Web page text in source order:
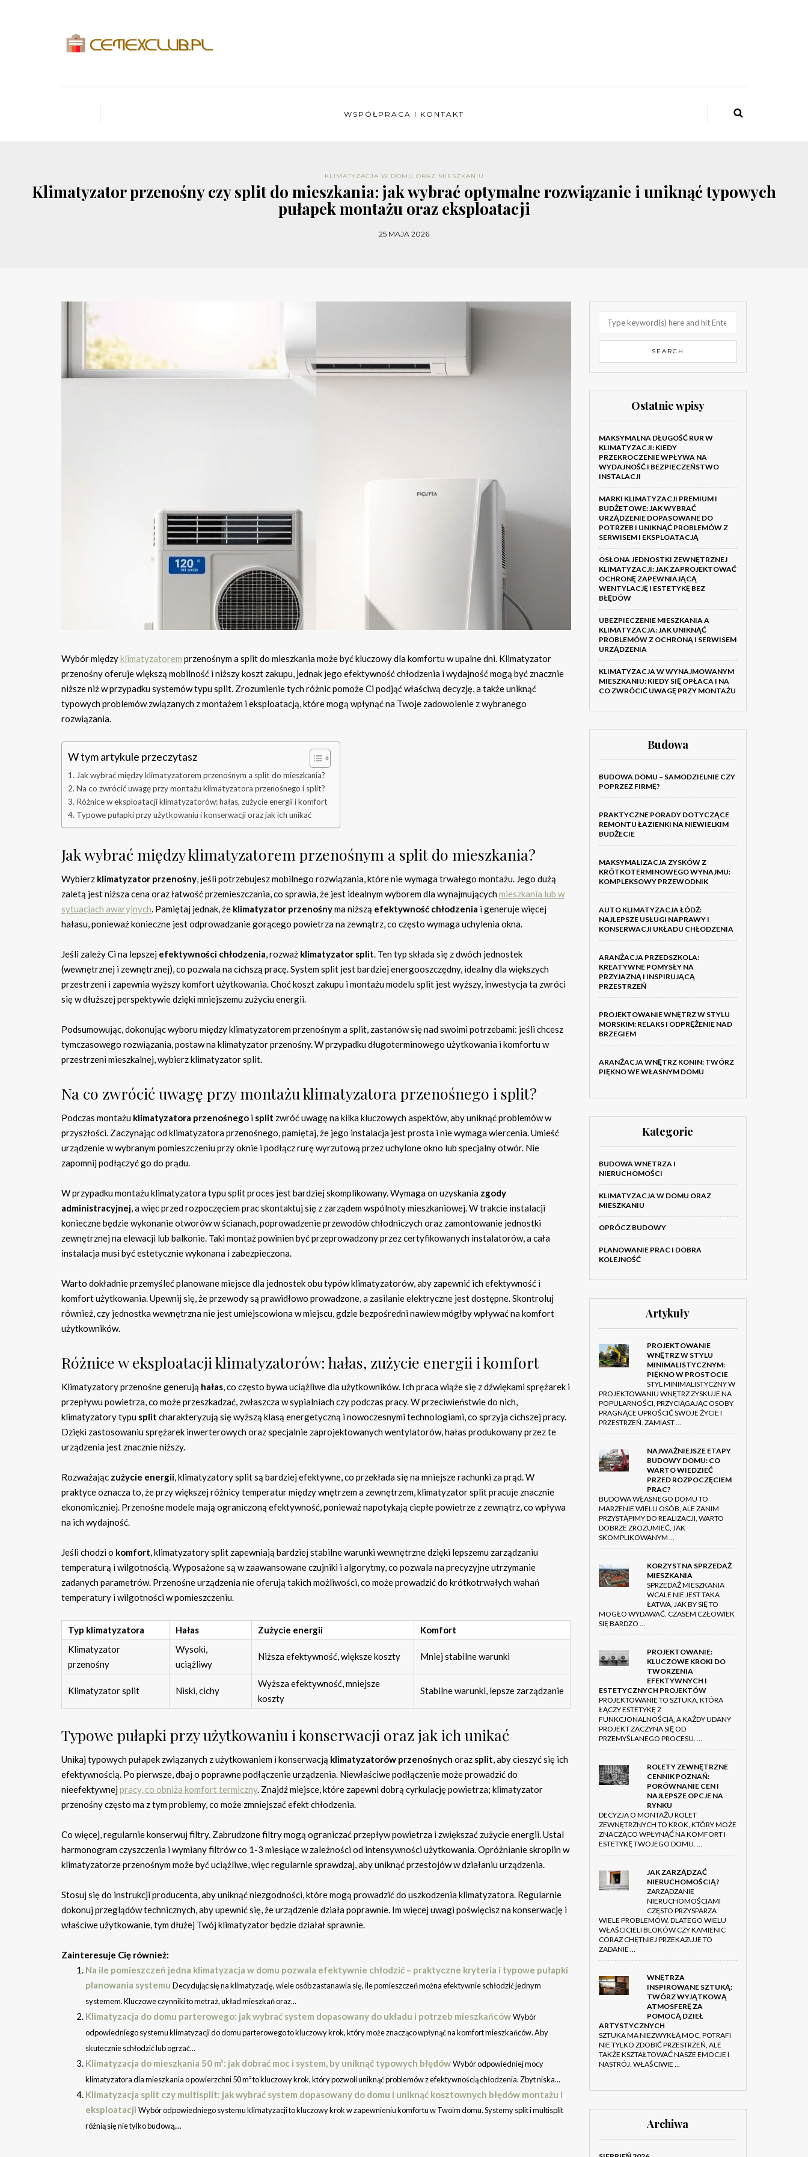
WSPÓŁPRACA I KONTAKT
KLIMATYZACJA W DOMU ORAZ MIESZKANIU
Klimatyzator przenośny czy split do mieszkania: jak wybrać optymalne rozwiązanie i uniknąć typowych
pułapek montażu oraz eksploatacji
25 MAJA 2026
Wybór międzyklimatyzatorem przenośnym a split do mieszkania może być kluczowy dla komfortu w upalne dni. Klimatyzator
przenośny oferuje większą mobilność i niższy koszt zakupu, jednak jego efektywność chłodzenia i wydajność mogą być znacznie
niższe niż w przypadku systemów typu split. Zrozumienie tych różnic pomoże Ci podjąć właściwą decyzję, a także uniknąć
typowych problemów związanych z montażem i eksploatacją, które mogą wpłynąć na Twoje zadowolenie z wybranego
rozwiązania.
W tym artykule przeczytasz
Jak wybrać między klimatyzatorem przenośnym a split do mieszkania?
Na co zwrócić uwagę przy montażu klimatyzatora przenośnego i split?
Różnice w eksploatacji klimatyzatorów: hałas, zużycie energii i komfort
Typowe pułapki przy użytkowaniu i konserwacji oraz jak ich unikać
Jak wybrać między klimatyzatorem przenośnym a split do mieszkania?
Wybierz klimatyzator przenośny, jeśli potrzebujesz mobilnego rozwiązania, które nie wymaga trwałego montażu. Jego dużą
zaletą jest niższa cena oraz łatwość przemieszczania, co sprawia, że jest idealnym wyborem dla wynajmującychmieszkania lub w
sytuacjach awaryjnych. Pamiętaj jednak, że klimatyzator przenośnyma niższą efektywność chłodzenia i generuje więcej
hałasu, ponieważ konieczne jest odprowadzanie gorącego powietrza na zewnątrz, co często wymaga uchylenia okna.
Jeśli zależy Ci na lepszej efektywności chłodzenia, rozważ klimatyzator split. Ten typ składa się z dwóch jednostek
(wewnętrznej i zewnętrznej), co pozwala na cichszą pracę. System split jest bardziej energooszczędny, idealny dla większych
przestrzeni i zapewnia wyższy komfort użytkowania. Choć koszt zakupu i montażu modelu split jest wyższy, inwestycja ta zwróci
się w dłuższej perspektywie dzięki mniejszemu zużyciu energii.
Podsumowując, dokonując wyboru między klimatyzatorem przenośnym a split, zastanów się nad swoimi potrzebami: jeśli chcesz
tymczasowego rozwiązania, postaw na klimatyzator przenośny. W przypadku długoterminowego użytkowania i komfortu w
przestrzeni mieszkalnej, wybierz klimatyzator split.
Na co zwrócić uwagę przy montażu klimatyzatora przenośnego i split?
Podczas montażu klimatyzatora przenośnego i split zwróć uwagę na kilka kluczowych aspektów, aby uniknąć problemów w
przyszłości. Zaczynając od klimatyzatora przenośnego, pamiętaj, że jego instalacja jest prosta i nie wymaga wiercenia. Umieść
urządzenie w wybranym pomieszczeniu przy oknie i podłącz rurę wyrzutową przez uchylone okno lub specjalny otwór. Nie
zapomnij podłączyć go do prądu.
W przypadku montażu klimatyzatora typu split proces jest bardziej skomplikowany. Wymaga on uzyskania zgody
administracyjnej, a więc przed rozpoczęciem prac skontaktuj się z zarządem wspólnoty mieszkaniowej. W trakcie instalacji
konieczne będzie wykonanie otworów w ścianach, poprowadzenie przewodów chłodniczych oraz zamontowanie jednostki
zewnętrznej na elewacji lub balkonie. Taki montaż powinien być przeprowadzony przez certyfikowanych instalatorów, a cała
instalacja musi być estetycznie wykonana i zabezpieczona.
Warto dokładnie przemyśleć planowane miejsce dla jednostek obu typów klimatyzatorów, aby zapewnić ich efektywność i
komfort użytkowania. Upewnij się, że przewody są prawidłowo prowadzone, a zasilanie elektryczne jest dostępne. Skontroluj
również, czy jednostka wewnętrzna nie jest umiejscowiona w miejscu, gdzie bezpośredni nawiew mógłby wpływać na komfort
użytkowników.
Różnice w eksploatacji klimatyzatorów: hałas, zużycie energii i komfort
Klimatyzatory przenośne generują hałas, co często bywa uciążliwe dla użytkowników. Ich praca wiąże się z dźwiękami sprężarek i
przepływu powietrza, co może przeszkadzać, zwłaszcza w sypialniach czy podczas pracy. W przeciwieństwie do nich,
klimatyzatory typu split charakteryzują się wyższą klasą energetyczną i nowoczesnymi technologiami, co sprzyja cichszej pracy.
Dzięki zastosowaniu sprężarek inwerterowych oraz specjalnie zaprojektowanych wentylatorów, hałas produkowany przez te
urządzenia jest znacznie niższy.
Rozważając zużycie energii, klimatyzatory split są bardziej efektywne, co przekłada się na mniejsze rachunki za prąd. W
praktyce oznacza to, że przy większej różnicy temperatur między wnętrzem a zewnętrzem, klimatyzator split pracuje znacznie
ekonomiczniej. Przenośne modele mają ograniczoną efektywność, ponieważ napotykają ciepłe powietrze z zewnątrz, co wpływa
na ich wydajność.
Jeśli chodzi o komfort, klimatyzatory split zapewniają bardziej stabilne warunki wewnętrzne dzięki lepszemu zarządzaniu
temperaturą i wilgotnością. Wyposażone są w zaawansowane czujniki i algorytmy, co pozwala na precyzyjne utrzymanie
zadanych parametrów. Przenośne urządzenia nie oferują takich możliwości, co może prowadzić do krótkotrwałych wahań
temperatury i wilgotności w pomieszczeniu.
Typ klimatyzatora Hałas Zużycie energii
Komfort
Klimatyzator
przenośny
Wysoki,
uciążliwy
Niższa efektywność, większe koszty Mniej stabilne warunki
Klimatyzator split Niski, cichy
Wyższa efektywność, mniejsze
koszty
Stabilne warunki, lepsze zarządzanie
Typowe pułapki przy użytkowaniu i konserwacji oraz jak ich unikać
Unikaj typowych pułapek związanych z użytkowaniem i konserwacją klimatyzatorów przenośnych oraz split, aby cieszyć się ich
efektywnością. Po pierwsze, dbaj o poprawne podłączenie urządzenia. Niewłaściwe podłączenie może prowadzić do
nieefektywnejpracy, co obniża komfort termiczny. Znajdź miejsce, które zapewni dobrą cyrkulację powietrza; klimatyzator
przenośny często ma z tym problemy, co może zmniejszać efekt chłodzenia.
Co więcej, regularnie konserwuj filtry. Zabrudzone filtry mogą ograniczać przepływ powietrza i zwiększać zużycie energii. Ustal
harmonogram czyszczenia i wymiany filtrów co 1-3 miesiące w zależności od intensywności użytkowania. Opróżnianie skroplin w
klimatyzatorze przenośnym może być uciążliwe, więc regularnie sprawdzaj, aby uniknąć przestojów w działaniu urządzenia.
Stosuj się do instrukcji producenta, aby uniknąć niezgodności, które mogą prowadzić do uszkodzenia klimatyzatora. Regularnie
dokonuj przeglądów technicznych, aby upewnić się, że urządzenie działa poprawnie. Im więcej uwagi poświęcisz na konserwację i
właściwe użytkowanie, tym dłużej Twój klimatyzator będzie działał sprawnie.
Zainteresuje Cię również:
Na ile pomieszczeń jedna klimatyzacja w domu pozwala efektywnie chłodzić – praktyczne kryteria i typowe pułapki
planowania systemu Decydując się na klimatyzację, wiele osób zastanawia się, ile pomieszczeń można efektywnie schłodzić jednym
systemem. Kluczowe czynniki to metraż, układ mieszkań oraz...
Klimatyzacja do domu parterowego: jak wybrać system dopasowany do układu i potrzeb mieszkańcówWybór
odpowiedniego systemu klimatyzacji do domu parterowego to kluczowy krok, który może znacząco wpłynąć na komfort mieszkańców. Aby
skutecznie schłodzić lub ogrzać...
Klimatyzacja do mieszkania 50 m²: jak dobrać moc i system, by uniknąć typowych błędówWybór odpowiedniej mocy
klimatyzatora dla mieszkania o powierzchni 50 m² to kluczowy krok, który pozwoli uniknąć problemów z efektywnością chłodzenia. Zbyt niska...
Klimatyzacja split czy multisplit: jak wybrać system dopasowany do domu i uniknąć kosztownych błędów montażu i
eksploatacji Wybór odpowiedniego systemu klimatyzacji to kluczowy krok w zapewnieniu komfortu w Twoim domu. Systemy split i multisplit
różnią się nie tylko budową,...
Ostatnie wpisy
MAKSYMALNA DŁUGOŚĆ RUR W
KLIMATYZACJI: KIEDY
PRZEKROCZENIE WPŁYWA NA
WYDAJNOŚĆ I BEZPIECZEŃSTWO
INSTALACJI
MARKI KLIMATYZACJI PREMIUM I
BUDŻETOWE: JAK WYBRAĆ
URZĄDZENIE DOPASOWANE DO
POTRZEB I UNIKNĄĆ PROBLEMÓW Z
SERWISEM I EKSPLOATACJĄ
OSŁONA JEDNOSTKI ZEWNĘTRZNEJ
KLIMATYZACJI: JAK ZAPROJEKTOWAĆ
OCHRONĘ ZAPEWNIAJĄCĄ
WENTYLACJĘ I ESTETYKĘ BEZ
BŁĘDÓW
UBEZPIECZENIE MIESZKANIA A
KLIMATYZACJA: JAK UNIKNĄĆ
PROBLEMÓW Z OCHRONĄ I SERWISEM
URZĄDZENIA
KLIMATYZACJA W WYNAJMOWANYM
MIESZKANIU: KIEDY SIĘ OPŁACA I NA
CO ZWRÓCIĆ UWAGĘ PRZY MONTAŻU
Budowa
BUDOWA DOMU – SAMODZIELNIE CZY
POPRZEZ FIRMĘ?
PRAKTYCZNE PORADY DOTYCZĄCE
REMONTU ŁAZIENKI NA NIEWIELKIM
BUDŻECIE
MAKSYMALIZACJA ZYSKÓW Z
KRÓTKOTERMINOWEGO WYNAJMU:
KOMPLEKSOWY PRZEWODNIK
AUTO KLIMATYZACJA ŁÓDŹ:
NAJLEPSZE USŁUGI NAPRAWY I
KONSERWACJI UKŁADU CHŁODZENIA
ARANŻACJA PRZEDSZKOLA:
KREATYWNE POMYSŁY NA
PRZYJAZNĄ I INSPIRUJĄCĄ
PRZESTRZEŃ
PROJEKTOWANIE WNĘTRZ W STYLU
MORSKIM: RELAKS I ODPRĘŻENIE NAD
BRZEGIEM
ARANŻACJA WNĘTRZ KONIN: TWÓRZ
PIĘKNO WE WŁASNYM DOMU
Kategorie
BUDOWA WNETRZA I
NIERUCHOMOŚCI
KLIMATYZACJA W DOMU ORAZ
MIESZKANIU
OPRÓCZ BUDOWY
PLANOWANIE PRAC I DOBRA
KOLEJNOŚĆ
Artykuły
PROJEKTOWANIE
WNĘTRZ W STYLU
MINIMALISTYCZNYM:
PIĘKNO W PROSTOCIE
STYL MINIMALISTYCZNY W
PROJEKTOWANIU WNĘTRZ ZYSKUJE NA
POPULARNOŚCI, PRZYCIĄGAJĄC OSOBY
PRAGNĄCE UPROŚCIĆ SWOJE ŻYCIE I
PRZESTRZEŃ. ZAMIAST …
NAJWAŻNIEJSZE ETAPY
BUDOWY DOMU: CO
WARTO WIEDZIEĆ
PRZED ROZPOCZĘCIEM
PRAC?
BUDOWA WŁASNEGO DOMU TO
MARZENIE WIELU OSÓB, ALE ZANIM
PRZYSTĄPIMY DO REALIZACJI, WARTO
DOBRZE ZROZUMIEĆ, JAK
SKOMPLIKOWANYM …
KORZYSTNA SPRZEDAŻ
MIESZKANIA
SPRZEDAŻ MIESZKANIA
WCALE NIE JEST TAKA
ŁATWA, JAK BY SIĘ TO
MOGŁO WYDAWAĆ. CZASEM CZŁOWIEK
SIĘ BARDZO …
PROJEKTOWANIE:
KLUCZOWE KROKI DO
TWORZENIA
EFEKTYWNYCH I
ESTETYCZNYCH PROJEKTÓW
PROJEKTOWANIE TO SZTUKA, KTÓRA
ŁĄCZY ESTETYKĘ Z
FUNKCJONALNOŚCIĄ, A KAŻDY UDANY
PROJEKT ZACZYNA SIĘ OD
PRZEMYŚLANEGO PROCESU. …
ROLETY ZEWNĘTRZNE
CENNIK POZNAŃ:
PORÓWNANIE CEN I
NAJLEPSZE OPCJE NA
RYNKU
DECYZJA O MONTAŻU ROLET
ZEWNĘTRZNYCH TO KROK, KTÓRY MOŻE
ZNACZĄCO WPŁYNĄĆ NA KOMFORT I
ESTETYKĘ TWOJEGO DOMU. …
JAK ZARZĄDZAĆ
NIERUCHOMOŚCIĄ?
ZARZĄDZANIE
NIERUCHOMOŚCIAMI
CZĘSTO PRZYSPARZA
WIELE PROBLEMÓW. DLATEGO WIELU
WŁAŚCICIELI BLOKÓW CZY KAMIENIC
CORAZ CHĘTNIEJ PRZEKAZUJE TO
ZADANIE …
WNĘTRZA
INSPIROWANE SZTUKĄ:
TWÓRZ WYJĄTKOWĄ
ATMOSFERĘ ZA
POMOCĄ DZIEŁ
ARTYSTYCZNYCH
SZTUKA MA NIEZWYKŁĄ MOC, POTRAFI
NIE TYLKO ZDOBIĆ PRZESTRZEŃ, ALE
TAKŻE KSZTAŁTOWAĆ NASZE EMOCJE I
NASTRÓJ. WŁAŚCIWIE …
Archiwa